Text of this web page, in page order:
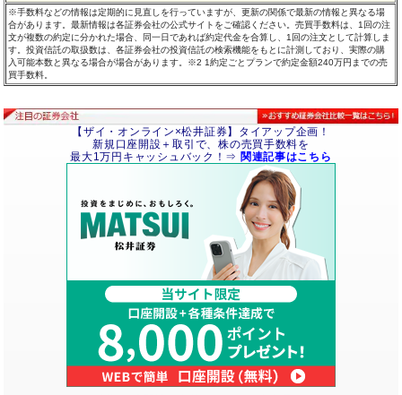
※手数料などの情報は定期的に見直しを行っていますが、更新の関係で最新の情報と異なる場
合があります。最新情報は各証券会社の公式サイトをご確認ください。売買手数料は、1回の注
文が複数の約定に分かれた場合、同一日であれば約定代金を合算し、1回の注文として計算しま
す。投資信託の取扱数は、各証券会社の投資信託の検索機能をもとに計測しており、実際の購
入可能本数と異なる場合が場合があります。※2 1約定ごとプランで約定金額240万円までの売
買手数料。
【ザイ・オンライン×松井証券】タイアップ企画！
新規口座開設＋取引で、株の売買手数料を
最大1万円キャッシュバック！⇒ 関連記事はこちら